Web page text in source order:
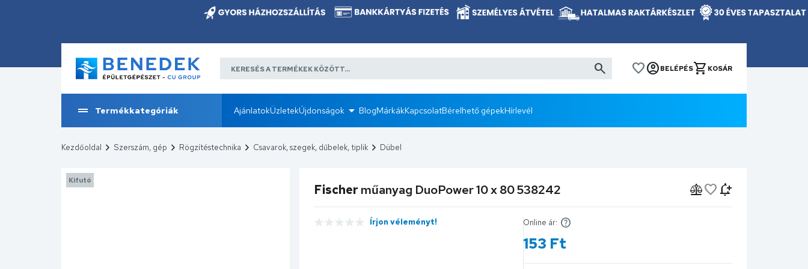
BELÉPÉS KOSÁR
Termékkategóriák AjánlatokÜzletekÚjdonságok BlogMárkákKapcsolatBérelhető gépekHírlevél
Kezdőoldal Szerszám, gép Rögzítéstechnika Csavarok, szegek, dűbelek, tiplik Dübel
Kifutó
Fischer műanyag DuoPower 10 x 80 538242
Írjon véleményt! Online ár:
153 Ft